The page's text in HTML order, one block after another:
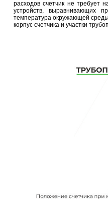
расходов счетчик не требует
устройств, выравнивающих
температура окружающей
корпус счетчика и участки